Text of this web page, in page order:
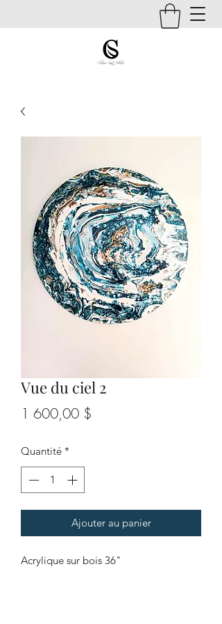
Vue du ciel 2
1 600,00 $
Quantité *
Ajouter au panier
Acrylique sur bois 36"